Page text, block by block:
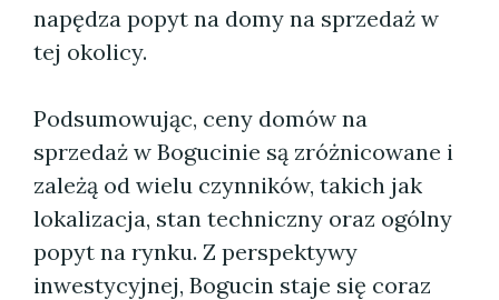
napędza popyt na domy na sprzedaż w
tej okolicy.
Podsumowując, ceny domów na
sprzedaż w Bogucinie są zróżnicowane i
zależą od wielu czynników, takich jak
lokalizacja, stan techniczny oraz ogólny
popyt na rynku. Z perspektywy
inwestycyjnej, Bogucin staje się coraz